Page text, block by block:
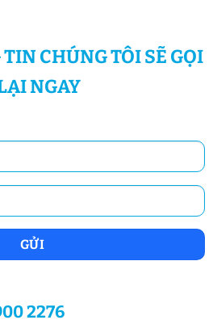
CHÚNG TÔI SẼ GỌI
NGAY
2276